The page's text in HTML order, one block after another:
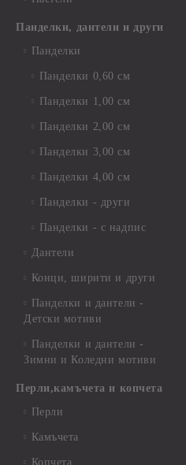
Панделки, дантели и други
Панделки
Панделки 0,60 см
Панделки 1,00 см
Панделки 2,00 см
Панделки 3,00 см
Панделки 4,00 см
Панделки - други
Панделки - с надпис
Дантели
Конци, ширити и други
Панделки и дантели -
Детски мотиви
Панделки и дантели -
Зимни и Коледни мотиви
Перли,камъчета и копчета
Перли
Камъчета
Копчета